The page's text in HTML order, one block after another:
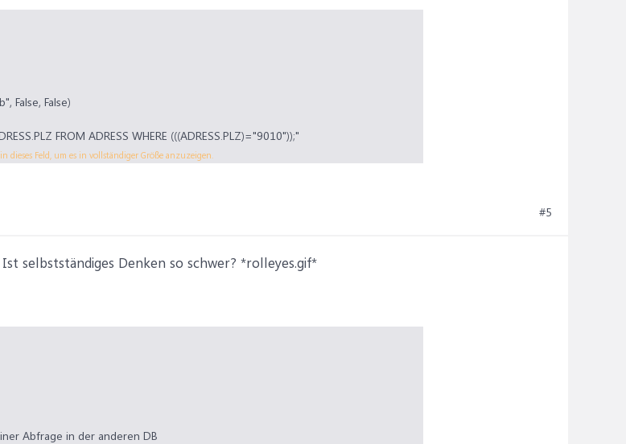
False, False)
FROM ADRESS WHERE (((ADRESS.PLZ)="9010"));"
dieses Feld, um es in vollständiger Größe anzuzeigen.
#5
selbstständiges Denken so schwer? *rolleyes.gif*
Abfrage in der anderen DB